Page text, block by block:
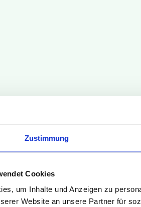
Zustimmung
Cookies
um Inhalte und Anzeigen zu
Website an unsere Partner für